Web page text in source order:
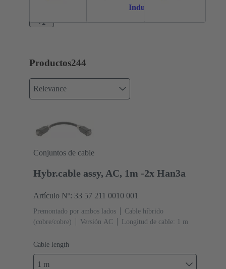
Industrial®
+1
Productos244
Relevance
Conjuntos de cable
Hybr.cable assy, AC, 1m -2x Han3a
Artículo Nº: 33 57 211 0010 001
Premontado por ambos lados
Cable híbrido
(cobre/cobre)
Versión AC Longitud de cable: 1 m
Cable length
1 m